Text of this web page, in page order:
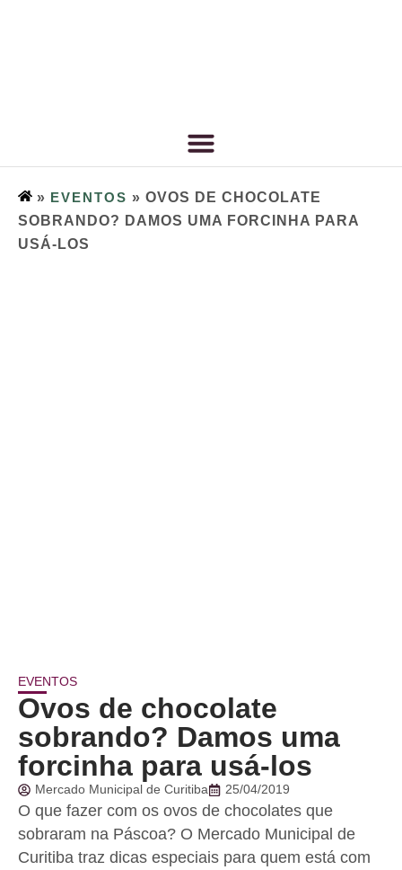
» EVENTOS » OVOS DE CHOCOLATE
SOBRANDO? DAMOS UMA FORCINHA PARA
USÁ-LOS
EVENTOS
Ovos de chocolate
sobrando? Damos uma
forcinha para usá-los
Mercado Municipal de Curitiba 25/04/2019
O que fazer com os ovos de chocolates que
sobraram na Páscoa? O Mercado Municipal de
Curitiba traz dicas especiais para quem está com